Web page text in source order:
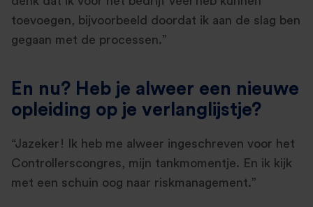
toevoegen, bijvoorbeeld doordat ik aan de slag ben
gegaan met de processen.”
En nu? Heb je alweer een nieuwe
opleiding op je verlanglijstje?
“Jazeker! Ik heb me alweer ingeschreven voor het
Controllerscongres, mijn tankmomentje. En ik kijk
met een schuin oog naar riskmanagement.”